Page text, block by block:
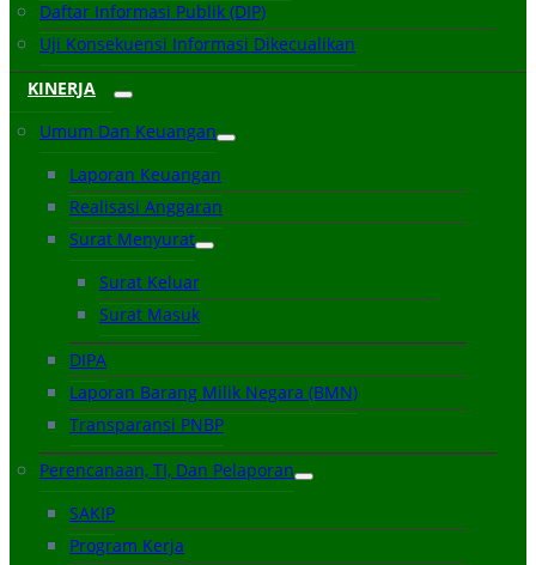
Daftar Informasi Publik (DIP)
Uji Konsekuensi Informasi Dikecualikan
KINERJA
Umum Dan Keuangan
Laporan Keuangan
Realisasi Anggaran
Surat Menyurat
Surat Keluar
Surat Masuk
DIPA
Laporan Barang Milik Negara (BMN)
Transparansi PNBP
Perencanaan, TI, Dan Pelaporan
SAKIP
Program Kerja